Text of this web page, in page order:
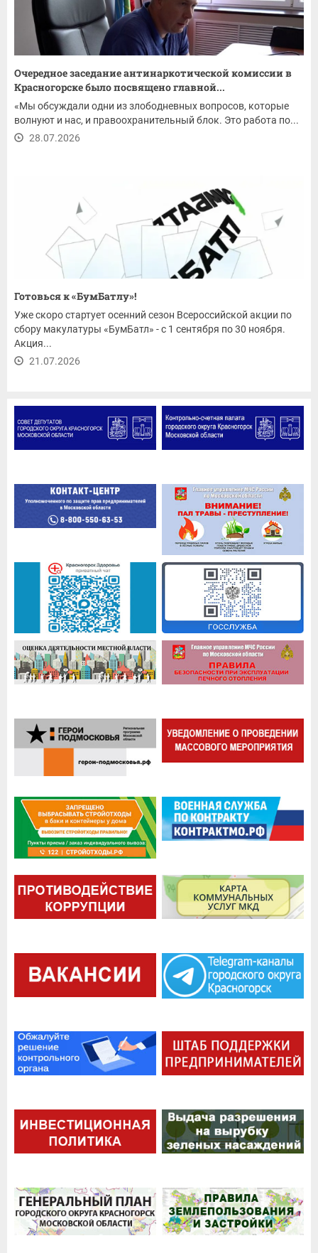
Очередное заседание антинаркотической комиссии в
Красногорске было посвящено главной...
«Мы обсуждали одни из злободневных вопросов, которые
волнуют и нас, и правоохранительный блок. Это работа по...
28.07.2026
Готовься к «БумБатлу»!
Уже скоро стартует осенний сезон Всероссийской акции по
сбору макулатуры «БумБатл» - с 1 сентября по 30 ноября.
Акция...
21.07.2026